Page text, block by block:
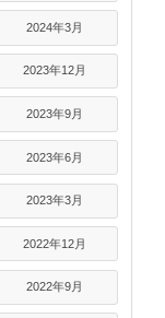
2024年3月
2023年12月
2023年9月
2023年6月
2023年3月
2022年12月
2022年9月